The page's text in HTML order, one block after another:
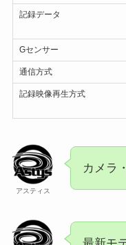
記録データ
Gセンサー
通信方式
記録映像再生方式
アスティス
カメラ